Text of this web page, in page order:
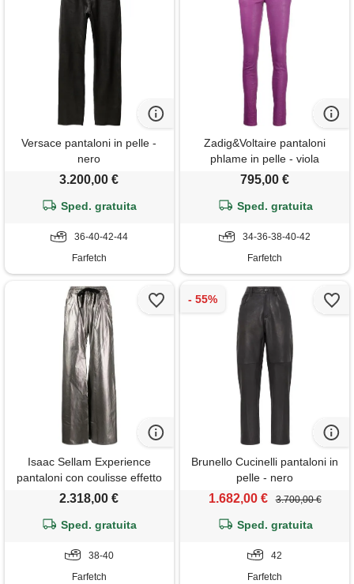
Versace pantaloni in pelle -
nero
3.200,00 €
Sped. gratuita
36-40-42-44
Farfetch
Zadig&Voltaire pantaloni
phlame in pelle - viola
795,00 €
Sped. gratuita
34-36-38-40-42
Farfetch
Isaac Sellam Experience
pantaloni con coulisse effetto
metallizzato - argento
2.318,00 €
Sped. gratuita
38-40
Farfetch
Brunello Cucinelli pantaloni in
pelle - nero
1.682,00 € 3.700,00 €
Sped. gratuita
42
Farfetch